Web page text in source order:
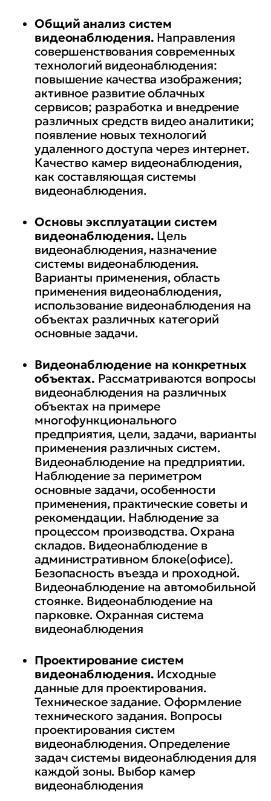
Общий анализ систем
видеонаблюдения. Направления
совершенствования современных
технологий видеонаблюдения:
повышение качества изображения;
активное развитие облачных
сервисов; разработка и внедрение
различных средств видео аналитики;
появление новых технологий
удаленного доступа через интернет.
Качество камер видеонаблюдения,
как составляющая системы
видеонаблюдения.
Основы эксплуатации систем
видеонаблюдения. Цель
видеонаблюдения, назначение
системы видеонаблюдения.
Варианты применения, область
применения видеонаблюдения,
использование видеонаблюдения на
объектах различных категорий
основные задачи.
Видеонаблюдение на конкретных
объектах. Рассматриваются вопросы
видеонаблюдения на различных
объектах на примере
многофункционального
предприятия, цели, задачи, варианты
применения различных систем.
Видеонаблюдение на предприятии.
Наблюдение за периметром
основные задачи, особенности
применения, практические советы и
рекомендации. Наблюдение за
процессом производства. Охрана
складов. Видеонаблюдение в
административном блоке(офисе).
Безопасность въезда и проходной.
Видеонаблюдение на автомобильной
стоянке. Видеонаблюдение на
парковке. Охранная система
видеонаблюдения
Проектирование систем
видеонаблюдения. Исходные
данные для проектирования.
Техническое задание. Оформление
технического задания. Вопросы
проектирования систем
видеонаблюдения. Определение
задач системы видеонаблюдения для
каждой зоны. Выбор камер
видеонаблюдения